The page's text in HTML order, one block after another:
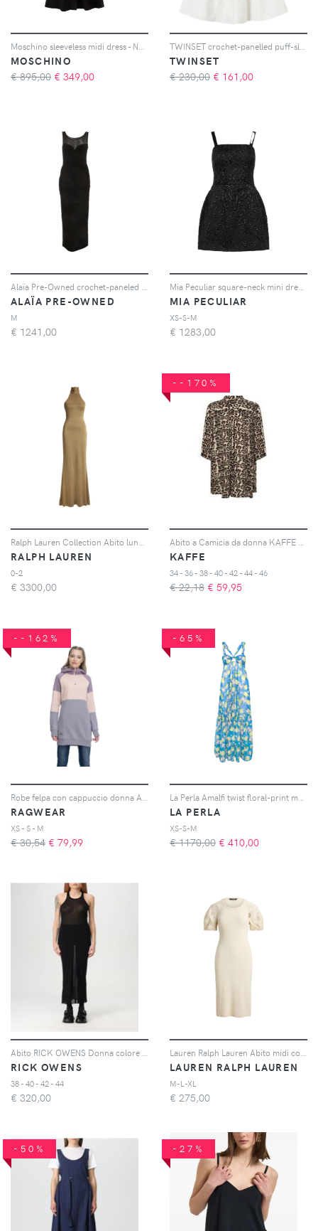
MOSCHINO
€ 895,00 € 349,00
TWINSET
€ 230,00 € 161,00
ALAÏA PRE-OWNED
M
€ 1241,00
MIA PECULIAR
XS-S-M
€ 1283,00
RALPH LAUREN
0-2
€ 3300,00
--170%
KAFFE
34 - 36 - 38 - 40 - 42 - 44 - 46
€ 22,18 € 59,95
--162%
RAGWEAR
XS - S - M
€ 30,54 € 79,99
-65%
LA PERLA
XS-S-M
€ 1170,00 € 410,00
RICK OWENS
38 - 40 - 42 - 44
€ 320,00
LAUREN RALPH LAUREN
M-L-XL
€ 275,00
-50% -27%